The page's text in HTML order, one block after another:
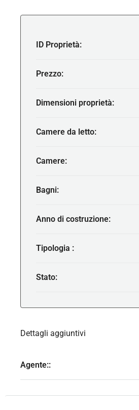
ID Proprietà:
Prezzo:
Dimensioni proprietà:
Camere da letto:
Camere:
Bagni:
Anno di costruzione:
Tipologia :
Stato:
Dettagli aggiuntivi
Agente::